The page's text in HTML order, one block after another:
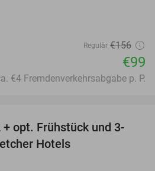
Regulär €156
€99
€4 Fremdenverkehrsabgabe p. P.
opt. Frühstück und 3-
Hotels